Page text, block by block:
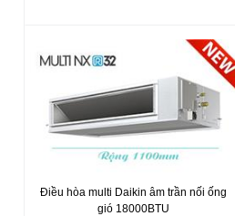
Điều hòa multi Daikin âm trần nối ống
gió 18000BTU